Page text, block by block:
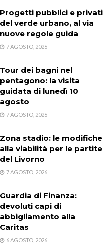
Progetti pubblici e privati
del verde urbano, al via
nuove regole guida
7 AGOSTO, 2026
Tour dei bagni nel
pentagono: la visita
guidata di lunedì 10
agosto
7 AGOSTO, 2026
Zona stadio: le modifiche
alla viabilità per le partite
del Livorno
7 AGOSTO, 2026
Guardia di Finanza:
devoluti capi di
abbigliamento alla
Caritas
6 AGOSTO, 2026